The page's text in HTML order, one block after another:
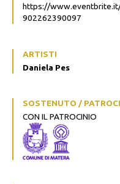
https://
902262390097
ARTISTI
Daniela Pes
SOSTENUTO /
CON IL PATROCINIO